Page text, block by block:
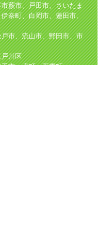
市蕨市、戸田市、さいたま
奈町、白岡市、蓮田市、
市、流山市、野田市、市
川区
市、境町、五霞町